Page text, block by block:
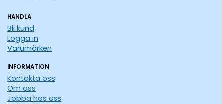
HANDLA
Bli kund
Logga in
Varumärken
INFORMATION
Kontakta oss
Om oss
Jobba hos oss